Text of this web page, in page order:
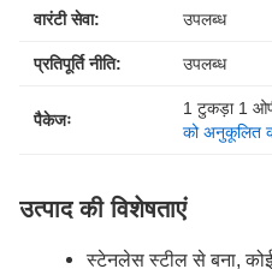
वारंटी सेवा: उपलब्ध
प्रतिपूर्ति नीति: उपलब्ध
पैकेजः
1 टुकड़ा 1
को अनुकूलित
उत्पाद की विशेषताएं
स्टेनलेस स्टील से बना, कोई